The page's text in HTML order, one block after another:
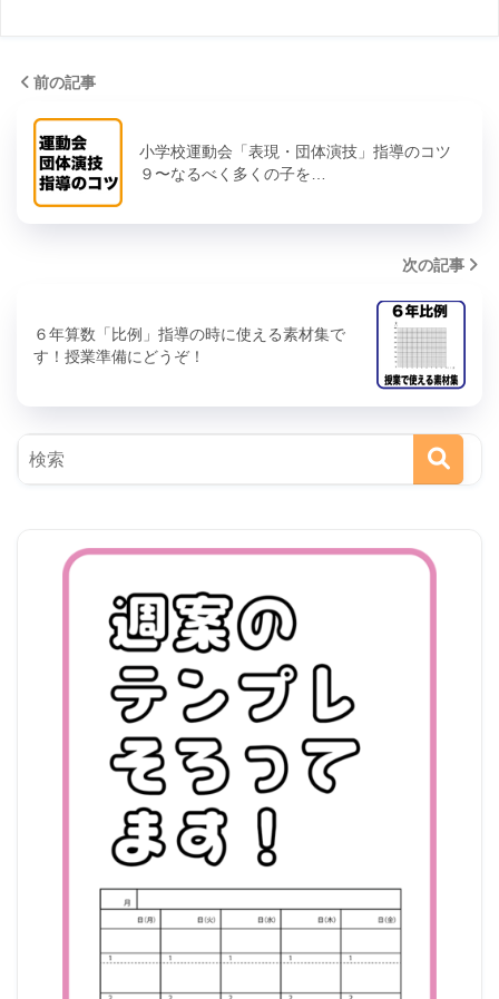
前の記事
小学校運動会「表現・団体演技」指導のコツ
９〜なるべく多くの子を…
次の記事
６年算数「比例」指導の時に使える素材集で
す！授業準備にどうぞ！